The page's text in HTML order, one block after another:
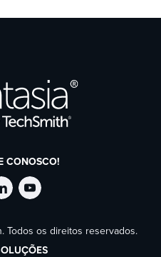
CONOSCO!
Siga
a
Siga
a
Todos os direitos reservados.